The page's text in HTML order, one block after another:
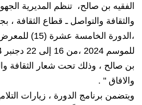
الفقيه بن صالح، تنظم المديرية
والثقافة والتواصل ـ قطاع الثقافة ،
،الدورة
بن صالح ، وذلك تحت شعار الثقافة
والافاق " .
ويتضمن برنامج الدورة ، زيارات